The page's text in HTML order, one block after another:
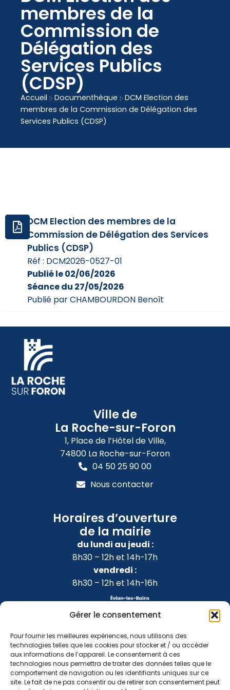
Gérer le consentement
Pour fournir les meilleures expériences, nous utilisons des
technologies telles que les cookies pour stocker et / ou accéder
aux informations de l’appareil. Le consentement à ces
technologies nous permettra de traiter des données telles que le
comportement de navigation ou les identifiants uniques sur ce
site. Le fait de ne pas consentir ou de retirer son consentement peut
principalmembres de la
Commission de
Délégation des
Services Publics
(CDSP)
Accueil ჻ Documenthèque ჻ DCM Election des
membres de la Commission de Délégation des
Services Publics (CDSP)
DCM Election des membres de la
Commission de Délégation des Services
Publics (CDSP)
Réf : DCM2026-0527-01
Publié le 02/06/2026
Séance du 27/05/2026
Publié par CHAMBOURDON Benoît
Ville de
La Roche-sur-Foron
1, Place de l’Hôtel de Ville,
74800 La Roche-sur-Foron
04 50 25 90 00
Nous contacter
Horaires d’ouverture
de la mairie
du lundi au jeudi :
8h30 – 12h et 14h-17h
vendredi :
8h30 – 12h et 14h-16h